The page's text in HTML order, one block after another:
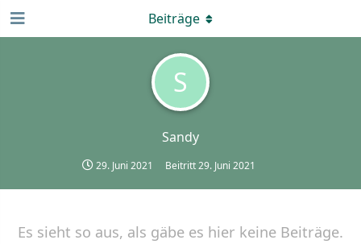
S
Sandy
29. Juni 2021 Beitritt29. Juni 2021
Beiträge
Es sieht so aus, als gäbe es hier keine Beiträge.